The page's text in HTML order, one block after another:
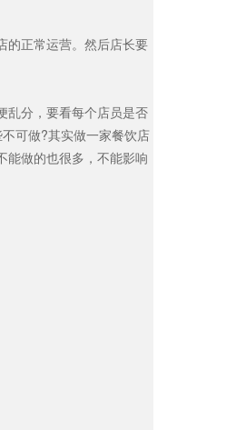
的正常运营。然后店长要
乱分，要看每个店员是否
可做?其实做一家餐饮店
能做的也很多，不能影响